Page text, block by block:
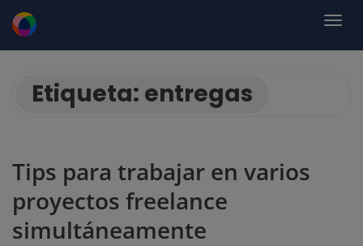
Etiqueta: entregas
Tips para trabajar en varios
proyectos freelance
simultáneamente